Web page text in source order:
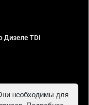
Дизеле TDI
781302555843,
необходимы для